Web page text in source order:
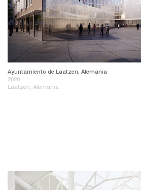
Ayuntamiento de Laatzen, Alemania
2020
Laatzen, Alemania